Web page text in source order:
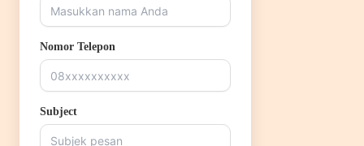
Nomor Telepon
Subject